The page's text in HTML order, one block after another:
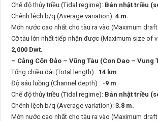
Chế độ thủy triều (Tidal regime): Bán nhật triều
Chênh lệch b/q (Average variation):4 m.
Mớn nước cao nhất cho tàu ra vào (Maximum
Cỡ tàu lớn nhất tiếp nhận được (Maximum size of
2,000 Dwt.
– Cảng Côn Đảo – Vũng Tàu (Con Dao – Vung
Tổng chiều dài (Total length) : 14 km
Độ sâu luồng (Channel depth) : -9 m
Chế độ thủy triều (Tidal regime): Bán nhật triều
Chênh lệch b/q (Average variation):3.8 m.
Mớn nước cao nhất cho tàu ra vào (Maximum